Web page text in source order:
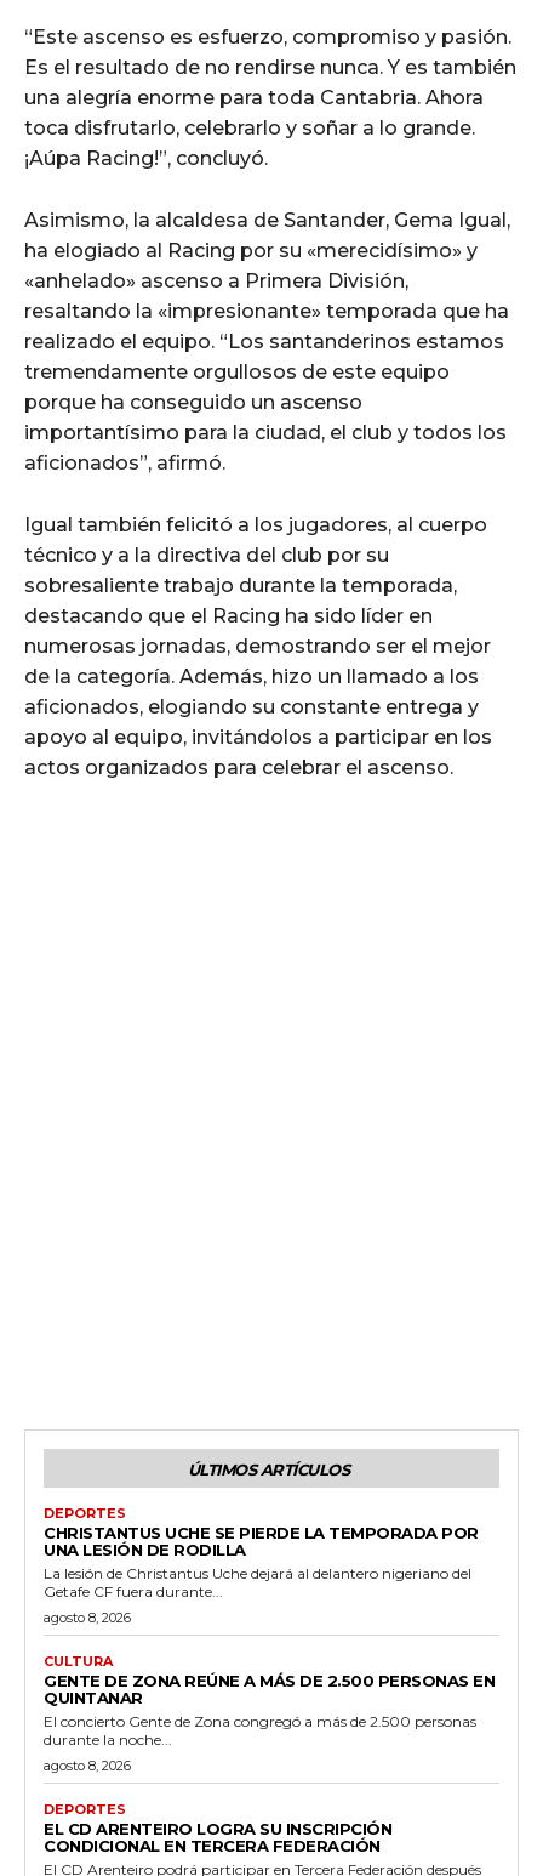
“Este ascenso es esfuerzo, compromiso y pasión.
Es el resultado de no rendirse nunca. Y es también
una alegría enorme para toda Cantabria. Ahora
toca disfrutarlo, celebrarlo y soñar a lo grande.
¡Aúpa Racing!”, concluyó.
Asimismo, la alcaldesa de Santander, Gema Igual,
ha elogiado al Racing por su «merecidísimo» y
«anhelado» ascenso a Primera División,
resaltando la «impresionante» temporada que ha
realizado el equipo. “Los santanderinos estamos
tremendamente orgullosos de este equipo
porque ha conseguido un ascenso
importantísimo para la ciudad, el club y todos los
aficionados”, afirmó.
Igual también felicitó a los jugadores, al cuerpo
técnico y a la directiva del club por su
sobresaliente trabajo durante la temporada,
destacando que el Racing ha sido líder en
numerosas jornadas, demostrando ser el mejor
de la categoría. Además, hizo un llamado a los
aficionados, elogiando su constante entrega y
apoyo al equipo, invitándolos a participar en los
actos organizados para celebrar el ascenso.
ÚLTIMOS ARTÍCULOS
DEPORTES
CHRISTANTUS UCHE SE PIERDE LA TEMPORADA POR
UNA LESIÓN DE RODILLA
La lesión de Christantus Uche dejará al delantero nigeriano del
Getafe CF fuera durante...
agosto 8, 2026
CULTURA
GENTE DE ZONA REÚNE A MÁS DE 2.500 PERSONAS EN
QUINTANAR
El concierto Gente de Zona congregó a más de 2.500 personas
durante la noche...
agosto 8, 2026
DEPORTES
EL CD ARENTEIRO LOGRA SU INSCRIPCIÓN
CONDICIONAL EN TERCERA FEDERACIÓN
El CD Arenteiro podrá participar en Tercera Federación después